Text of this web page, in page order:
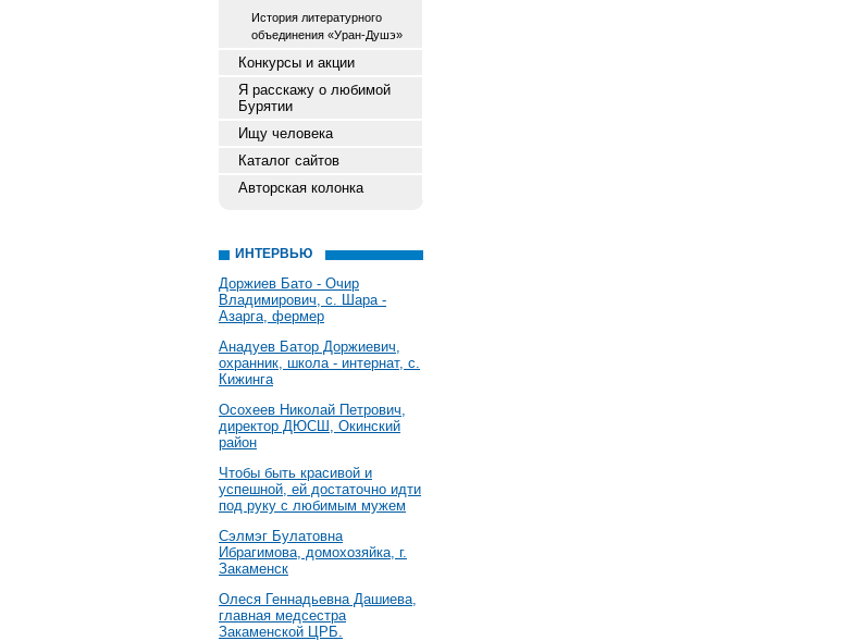
История литературного
объединения «Уран-Душэ»
Конкурсы и акции
Я расскажу о любимой
Бурятии
Ищу человека
Каталог сайтов
Авторская колонка
ИНТЕРВЬЮ
Доржиев Бато - Очир
Владимирович, с. Шара -
Азарга, фермер
Анадуев Батор Доржиевич,
охранник, школа - интернат, с.
Кижинга
Осохеев Николай Петрович,
директор ДЮСШ, Окинский
район
Чтобы быть красивой и
успешной, ей достаточно идти
под руку с любимым мужем
Сэлмэг Булатовна
Ибрагимова, домохозяйка, г.
Закаменск
Олеся Геннадьевна Дашиева,
главная медсестра
Закаменской ЦРБ.